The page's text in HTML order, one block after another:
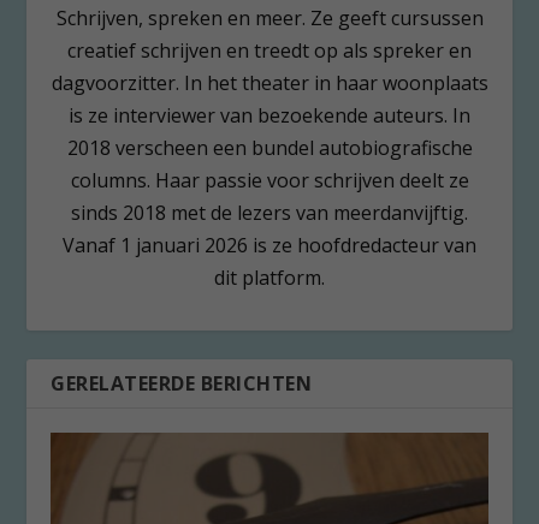
Schrijven, spreken en meer. Ze geeft cursussen
creatief schrijven en treedt op als spreker en
dagvoorzitter. In het theater in haar woonplaats
is ze interviewer van bezoekende auteurs. In
2018 verscheen een bundel autobiografische
columns. Haar passie voor schrijven deelt ze
sinds 2018 met de lezers van meerdanvijftig.
Vanaf 1 januari 2026 is ze hoofdredacteur van
dit platform.
GERELATEERDE BERICHTEN